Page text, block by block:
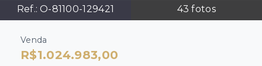
Ref.: O-81100-129421 43 fotos
Venda
R$1.024.983,00